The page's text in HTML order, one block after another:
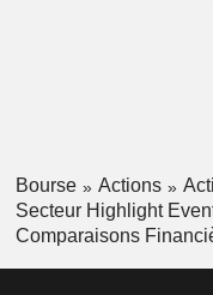
Bourse Actions
Secteur Highlight
Comparaisons